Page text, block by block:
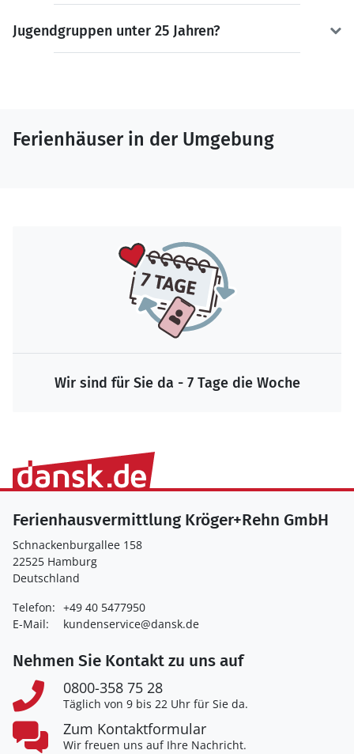
Jugendgruppen unter 25 Jahren?
Ferienhäuser in der Umgebung
Wir sind für Sie da - 7 Tage die Woche
Ferienhausvermittlung Kröger+Rehn GmbH
Schnackenburgallee 158
22525 Hamburg
Deutschland
Telefon: +49 40 5477950
E-Mail:
kundenservice@dansk.de
Nehmen Sie Kontakt zu uns auf
0800-358 75 28
Täglich von 9 bis 22 Uhr für Sie da.
Zum Kontaktformular
Wir freuen uns auf Ihre Nachricht.